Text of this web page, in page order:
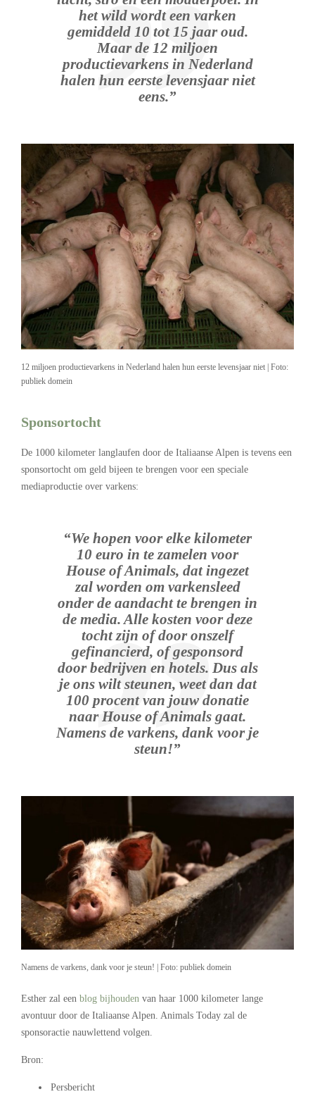
het wild wordt een varken
gemiddeld 10 tot 15 jaar oud.
Maar de 12 miljoen
productievarkens in Nederland
halen hun eerste levensjaar niet
eens.”
12 miljoen productievarkens in Nederland halen hun eerste levensjaar niet | Foto:
publiek domein
Sponsortocht
De 1000 kilometer langlaufen door de Italiaanse Alpen is tevens een
sponsortocht om geld bijeen te brengen voor een speciale
mediaproductie over varkens:
“We hopen voor elke kilometer
10 euro in te zamelen voor
House of Animals, dat ingezet
zal worden om varkensleed
onder de aandacht te brengen in
de media. Alle kosten voor deze
tocht zijn of door onszelf
gefinancierd, of gesponsord
door bedrijven en hotels. Dus als
je ons wilt steunen, weet dan dat
100 procent van jouw donatie
naar House of Animals gaat.
Namens de varkens, dank voor je
steun!”
Namens de varkens, dank voor je steun! | Foto: publiek domein
Esther zal een blog bijhouden van haar 1000 kilometer lange
avontuur door de Italiaanse Alpen. Animals Today zal de
sponsoractie nauwlettend volgen.
Bron:
Persbericht